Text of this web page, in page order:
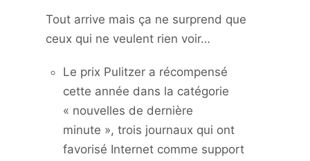
Tout arrive mais ça ne surprend que
ceux qui ne veulent rien voir…
Le prix Pulitzer a récompensé
cette année dans la catégorie
« nouvelles de dernière
minute », trois journaux qui ont
favorisé Internet comme support